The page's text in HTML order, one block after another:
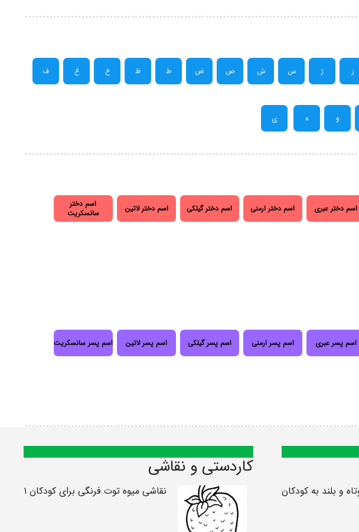
ز ژ س ش ص ض ط ظ ع غ ف
و ه ی
اسم دختر عبری اسم دختر ارمنی اسم دختر گیلکی اسم دختر لاتین
اسم دختر
سانسکریت
اسم پسر عبری اسم پسر ارمنی اسم پسر گیلکی اسم پسر لاتین اسم پسر سانسکریت
و بلند به کودکان
کاردستی و نقاشی
نقاشی میوه توت فرنگی برای کودکان ۱